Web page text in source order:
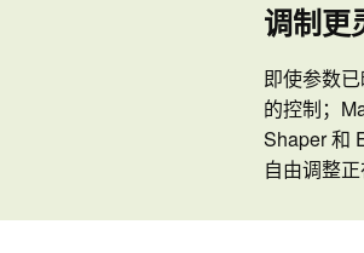
调制更
即使参数
的控制；
Shaper 和
自由调整正